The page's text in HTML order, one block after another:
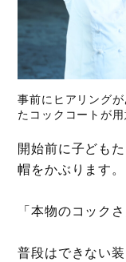
事前にヒアリング
たコックコートが用
開始前に子ども
帽をかぶります。
「本物のコック
普段はできない